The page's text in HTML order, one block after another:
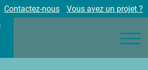
Contactez-nous Vous avez un projet ?